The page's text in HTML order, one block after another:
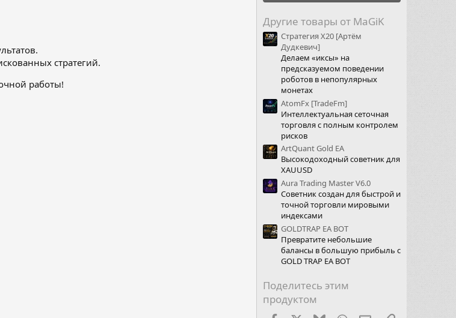
стратегий.
работы!
Другие товары от MaGiK
Стратегия X20 [Артём
Дудкевич]
Делаем «иксы» на
предсказуемом поведении
роботов в непопулярных
монетах
AtomFx [TradeFm]
Интеллектуальная сеточная
торговля с полным контролем
рисков
ArtQuant Gold EA
Высокодоходный советник для
XAUUSD
Aura Trading Master V6.0
Советник создан для быстрой и
точной торговли мировыми
индексами
GOLDTRAP EA BOT
Превратите небольшие
балансы в большую прибыль с
GOLD TRAP EA BOT
Поделитесь этим
продуктом